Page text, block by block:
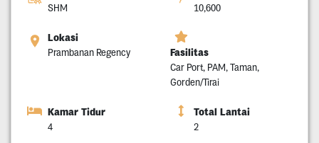
SHM 10,600
Lokasi
Prambanan Regency Fasilitas
Car Port, PAM, Taman,
Gorden/Tirai
Kamar Tidur
4
Total Lantai
2